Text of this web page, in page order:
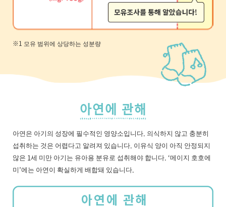
※1 모유 범위에 상당하는 성분량
아연에 관해
아연은 아기의 성장에 필수적인 영양소입니다. 의식하지 않고 충분히
섭취하는 것은 어렵다고 알려져 있습니다. 이유식 양이 아직 안정되지
않은 1세 미만 아기는 유아용 분유로 섭취해야 합니다. ‘메이지 호호에
미’에는 아연이 확실하게 배합돼 있습니다.